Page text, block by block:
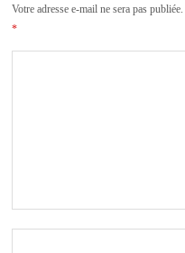
Votre adresse e-mail ne sera pas publiée.
*